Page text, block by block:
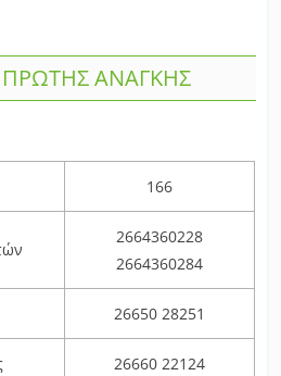
ΠΡΩΤΗΣ ΑΝΑΓΚΗΣ
166
2664360228
2664360284
26650 28251
26660 22124